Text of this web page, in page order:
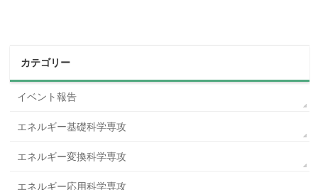
カテゴリー
イベント報告
エネルギー基礎科学専攻
エネルギー変換科学専攻
エネルギー応用科学専攻